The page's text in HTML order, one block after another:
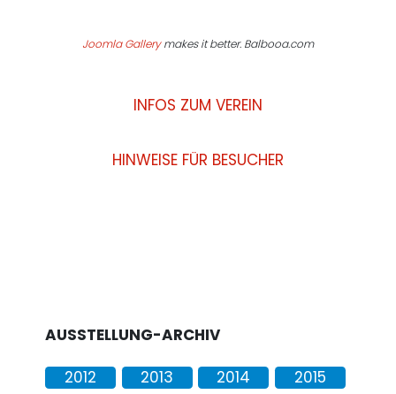
Joomla Gallerymakes it better. Balbooa.com
INFOS ZUM VEREIN
HINWEISE FÜR BESUCHER
AUSSTELLUNG-ARCHIV
2012
2013 2014
2015